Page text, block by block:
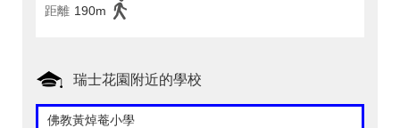
距離 190m
瑞士花園附近的學校
佛教黃焯菴小學